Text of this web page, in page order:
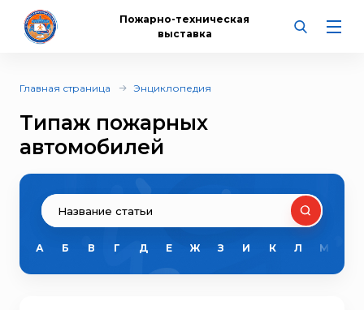
Пожарно-техническая
выставка
Главная страница Энциклопедия
Типаж пожарных
автомобилей
А Б В Г Д Е Ж З И К Л М